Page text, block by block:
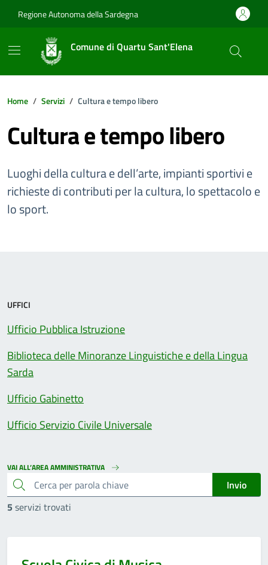
Regione Autonoma della Sardegna
Comune di Quartu Sant'Elena
Home Servizi Cultura e tempo libero
Cultura e tempo libero
Luoghi della cultura e dell’arte, impianti sportivi e
richieste di contributi per la cultura, lo spettacolo e
lo sport.
cerca
Invio
5 servizi trovati
Categoria:
UFFICI
Ufficio Pubblica Istruzione
Biblioteca delle Minoranze Linguistiche e della Lingua
Sarda
Ufficio Gabinetto
Ufficio Servizio Civile Universale
VAI ALL’AREA AMMINISTRATIVA